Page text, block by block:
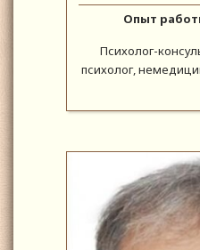
Опыт
Психолог-
психолог,